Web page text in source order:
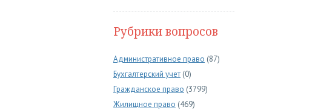
Рубрики вопросов
Административное право (87)
Бухгалтерский учет (0)
Гражданское право (3799)
Жилищное право (469)